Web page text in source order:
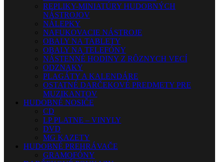
REPLIKY-MINIATÚRY HUDOBNÝCH
NÁSTROJOV
NÁLEPKY
NAFUKOVACIE NÁSTROJE
OBALY NA TABLETY
OBALY NA TELEFÓNY
NÁSTENNÉ HODINY Z RÔZNYCH VECÍ
ODZNAKY
PLAGÁTY A KALENDÁRE
OSTATNÉ DARČEKOVÉ PREDMETY PRE
MUZIKANTOV
HUDOBNÉ NOSIČE
CD
LP PLATNE – VINYLY
DVD
MG KAZETY
HUDOBNÉ PREHRÁVAČE
GRAMOFÓNY